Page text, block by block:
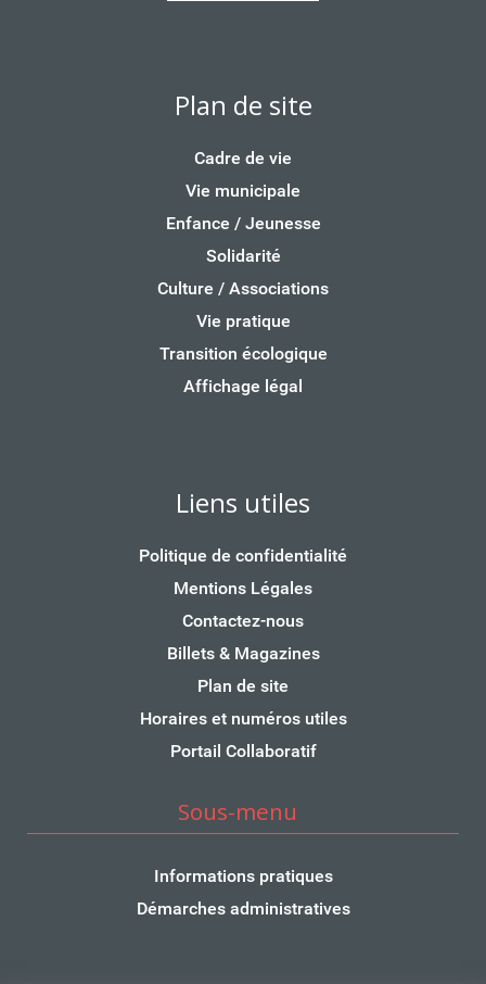
Plan de site
Cadre de vie
Vie municipale
Enfance / Jeunesse
Solidarité
Culture / Associations
Vie pratique
Transition écologique
Affichage légal
Liens utiles
Politique de confidentialité
Mentions Légales
Contactez-nous
Billets & Magazines
Plan de site
Horaires et numéros utiles
Portail Collaboratif
Sous-menu
Informations pratiques
Démarches administratives